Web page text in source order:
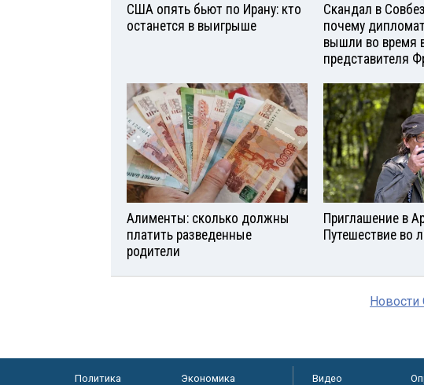
США опять бьют по Ирану: кто
останется в выигрыше
Скандал в
почему
вышли во время
представителя
Алименты: сколько должны
платить разведенные
родители
Приглашение в
Путешествие во
Политика Экономика Видео